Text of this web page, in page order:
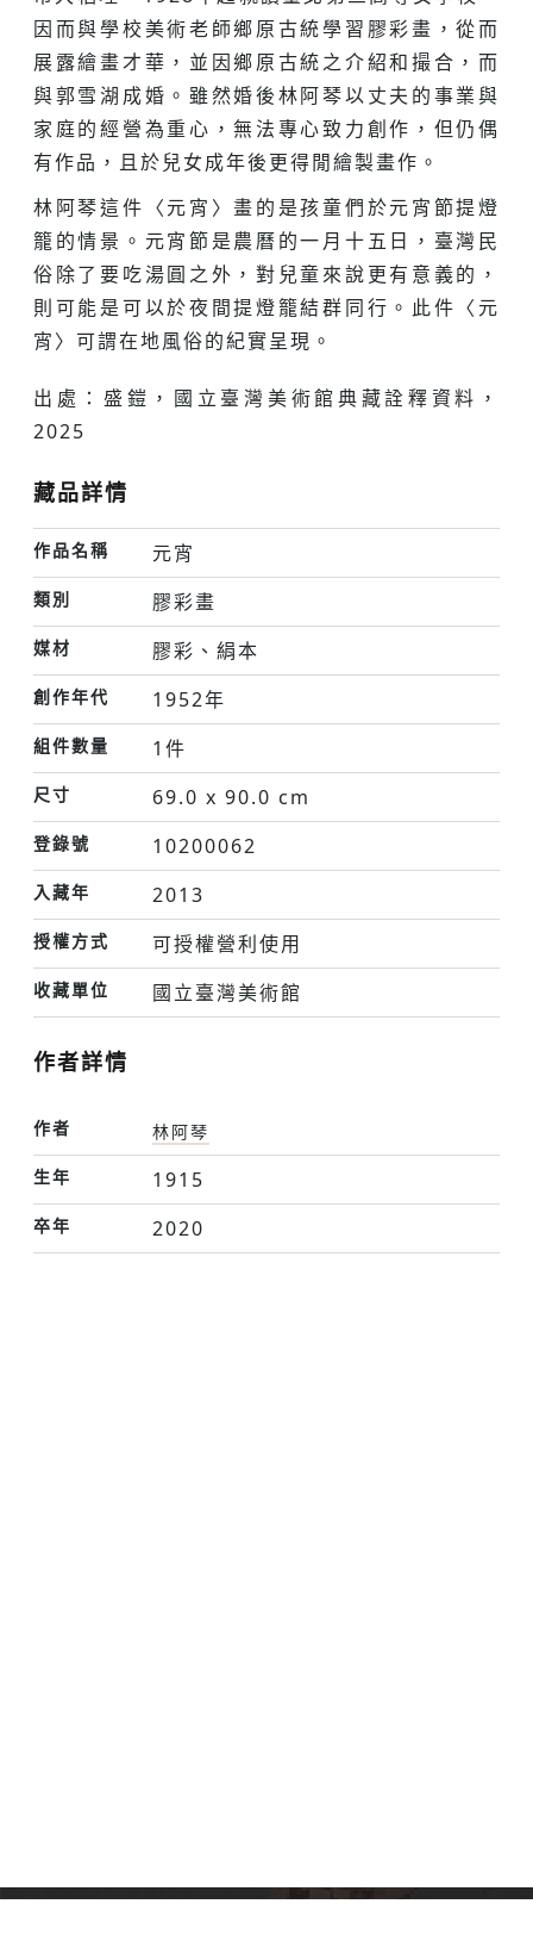
因而與學校美術老師鄉原古統學習膠彩畫，從而
展露繪畫才華，並因鄉原古統之介紹和撮合，而
與郭雪湖成婚。雖然婚後林阿琴以丈夫的事業與
家庭的經營為重心，無法專心致力創作，但仍偶
有作品，且於兒女成年後更得閒繪製畫作。
林阿琴這件〈元宵〉畫的是孩童們於元宵節提燈
籠的情景。元宵節是農曆的一月十五日，臺灣民
俗除了要吃湯圓之外，對兒童來說更有意義的，
則可能是可以於夜間提燈籠結群同行。此件〈元
宵〉可謂在地風俗的紀實呈現。
出處：盛鎧，國立臺灣美術館典藏詮釋資料，
2025
藏品詳情
作品名稱 元宵
類別 膠彩畫
媒材 膠彩、絹本
創作年代 1952年
組件數量 1件
尺寸 69.0 x 90.0 cm
登錄號 10200062
入藏年 2013
授權方式 可授權營利使用
收藏單位 國立臺灣美術館
作者詳情
作者
林阿琴
生年
1915
卒年 2020